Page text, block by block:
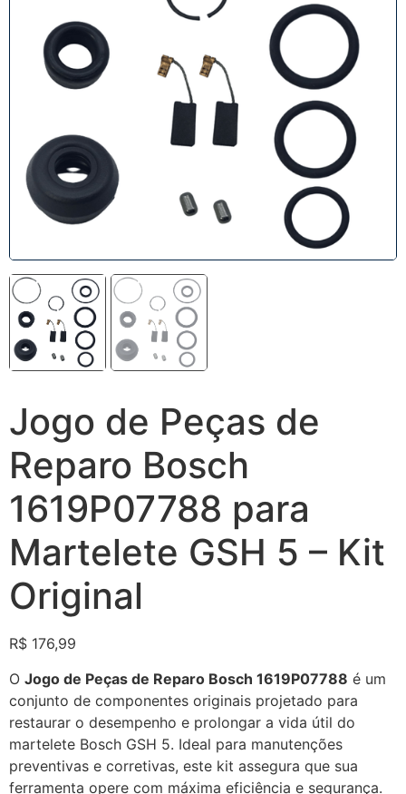
Jogo de Peças de
Reparo Bosch
1619P07788 para
Martelete GSH 5 – Kit
Original
R$ 176,99
O Jogo de Peças de Reparo Bosch 1619P07788 é um
conjunto de componentes originais projetado para
restaurar o desempenho e prolongar a vida útil do
martelete Bosch GSH 5. Ideal para manutenções
preventivas e corretivas, este kit assegura que sua
ferramenta opere com máxima eficiência e segurança.